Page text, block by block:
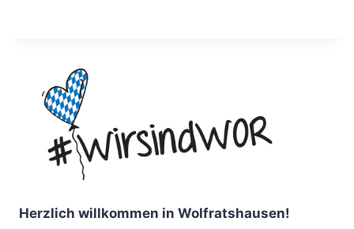
Herzlich willkommen in Wolfratshausen!